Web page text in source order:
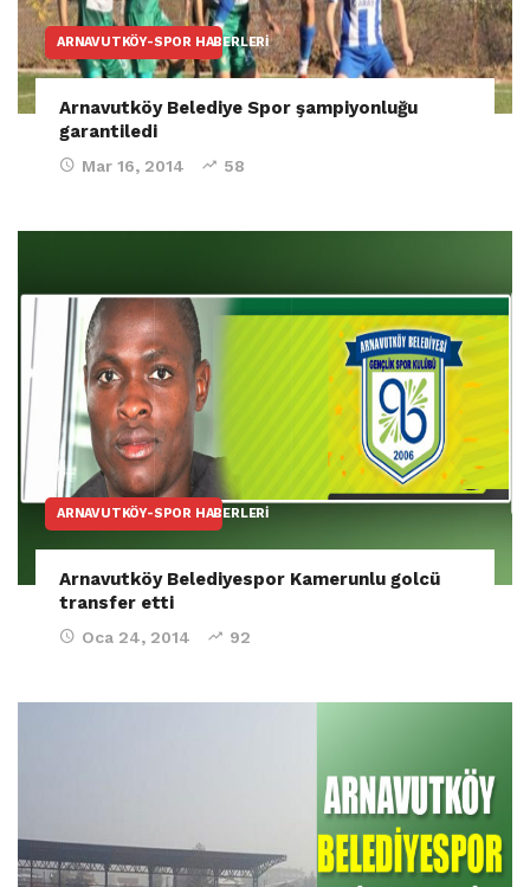
ARNAVUTKÖY-SPOR HABERLERI
Arnavutköy Belediye Spor şampiyonluğu
garantiledi
Mar 16, 2014 58
ARNAVUTKÖY-SPOR HABERLERI
Arnavutköy Belediyespor Kamerunlu golcü
transfer etti
Oca 24, 2014 92